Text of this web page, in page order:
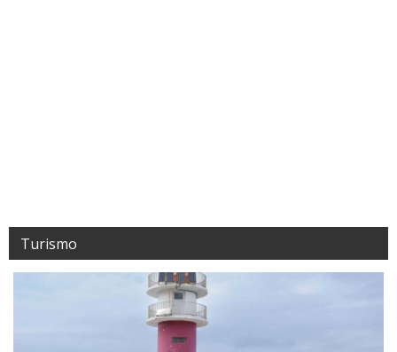
Turismo